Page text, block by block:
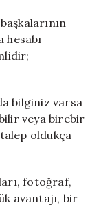
hesabı
bilginiz varsa
veya birebir
oldukça
fotoğraf,
avantajı, bir